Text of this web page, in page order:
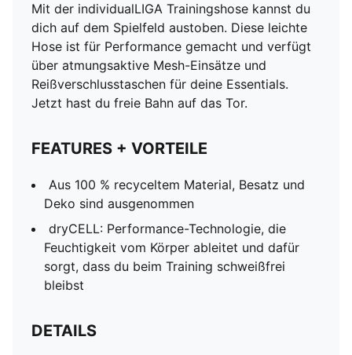
Mit der individualLIGA Trainingshose kannst du
dich auf dem Spielfeld austoben. Diese leichte
Hose ist für Performance gemacht und verfügt
über atmungsaktive Mesh-Einsätze und
Reißverschlusstaschen für deine Essentials.
Jetzt hast du freie Bahn auf das Tor.
FEATURES + VORTEILE
Aus 100 % recyceltem Material, Besatz und
Deko sind ausgenommen
dryCELL: Performance-Technologie, die
Feuchtigkeit vom Körper ableitet und dafür
sorgt, dass du beim Training schweißfrei
bleibst
DETAILS